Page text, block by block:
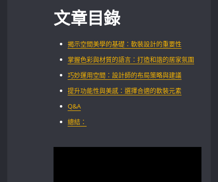
文章目錄
揭示空間美學的基礎：軟裝設計的重要性
掌握色彩與材質的語言：打造和諧的居家氛圍⁣
巧妙運用空間：設計師的布局策略與建議
提升功能性與美感：選擇合適的軟裝元素
Q&A
總結：